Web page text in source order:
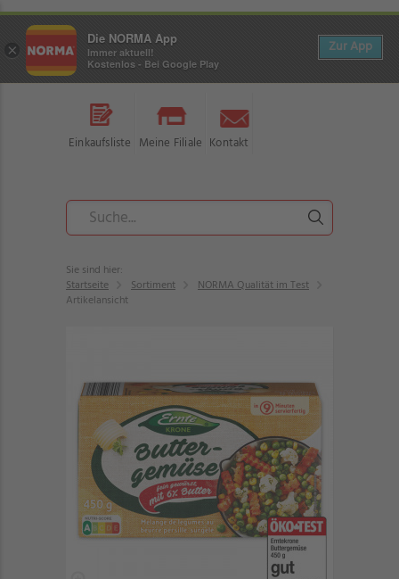
Einkaufsliste Meine Filiale Kontakt
Sie sind hier:
Startseite
Sortiment
NORMA Qualität im Test
Artikelansicht
×
Die NORMA App
Immer aktuell!
Kostenlos - Bei Google Play
Zur App